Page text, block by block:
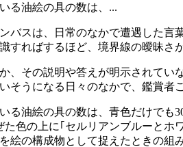
る油絵の具の数は、...
バスは、日常のなかで遭遇した
すればするほど、境界線の曖昧さ
、その説明や答えが明示されて
そうになる日々のなかで、鑑賞者
る油絵の具の数は、青色だけでも
た色の上に｢セルリアンブルーとホ
絵の構成物として捉えたときの組